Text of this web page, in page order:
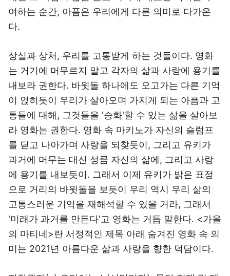
여하는 순간, 아픔은 우리에게 다른 의미로 다가온
다.
상실과 상처, 우리를 고통받게 하는 것들이다. 영화
는 거기에 머무르지 말고 각자의 삶과 사랑에 용기를
내보라 권한다. 바윗돌 하나에도 오고가는 다른 기억
이 얹히듯이 우리가 살아오며 가지게 되는 아픔과 고
통들에 대해, 그것들을 '승화'할 수 있는 삶을 살아보
라 영화는 권한다. 영화 속 마키노가 자신의 슬럼프
를 딛고 나아가며 사랑을 되찾듯이, 그리고 유키가
과거에 머무는 대신 성큼 자신의 삶에, 그리고 사랑
에 용기를 내보듯이. 그래서 이제 유키가 밝은 표정
으로 거리의 바윗돌을 보듯이 우리 역시 우리 삶의
고통스러운 기억을 재해석할 수 있을 거라, 그래서
'미래가 과거를 만든다'고 영화는 거듭 말한다. <가을
의 마티네>란 서정적인 제목 아래 숨겨진 영화 속 의
미는 2021년 아름다운 삶과 사랑을 향한 덕담이다.